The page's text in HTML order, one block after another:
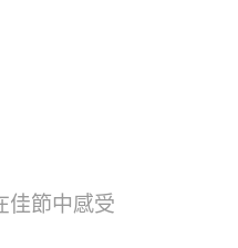
佳節中感受